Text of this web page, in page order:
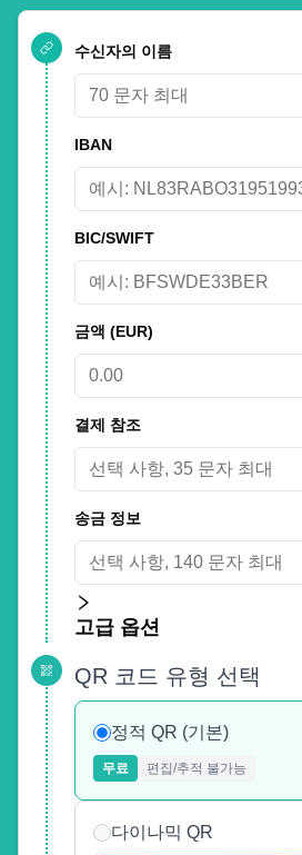
수신자의 이름
IBAN
BIC/SWIFT
금액 (EUR)
결제 참조
송금 정보
고급 옵션
QR 코드 유형 선택
정적 QR (기본)
무료 편집/추적 불가능
다이나믹 QR